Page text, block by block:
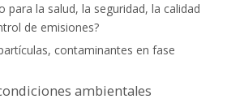
para la salud, la seguridad, la calidad
de emisiones?
contaminantes en fase
ambientales